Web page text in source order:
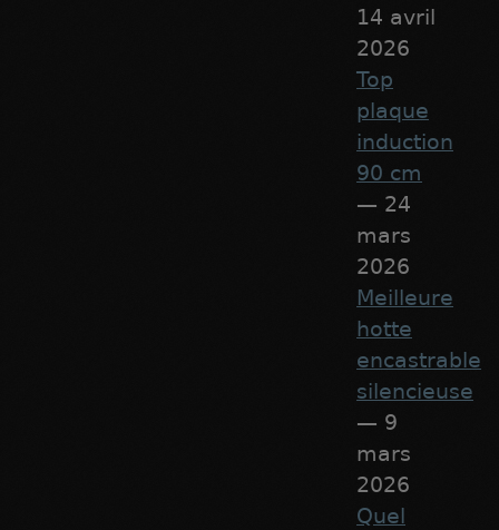
14 avril
2026
Top
plaque
induction
90 cm
— 24
mars
2026
Meilleure
hotte
encastrable
silencieuse
— 9
mars
2026
Quel